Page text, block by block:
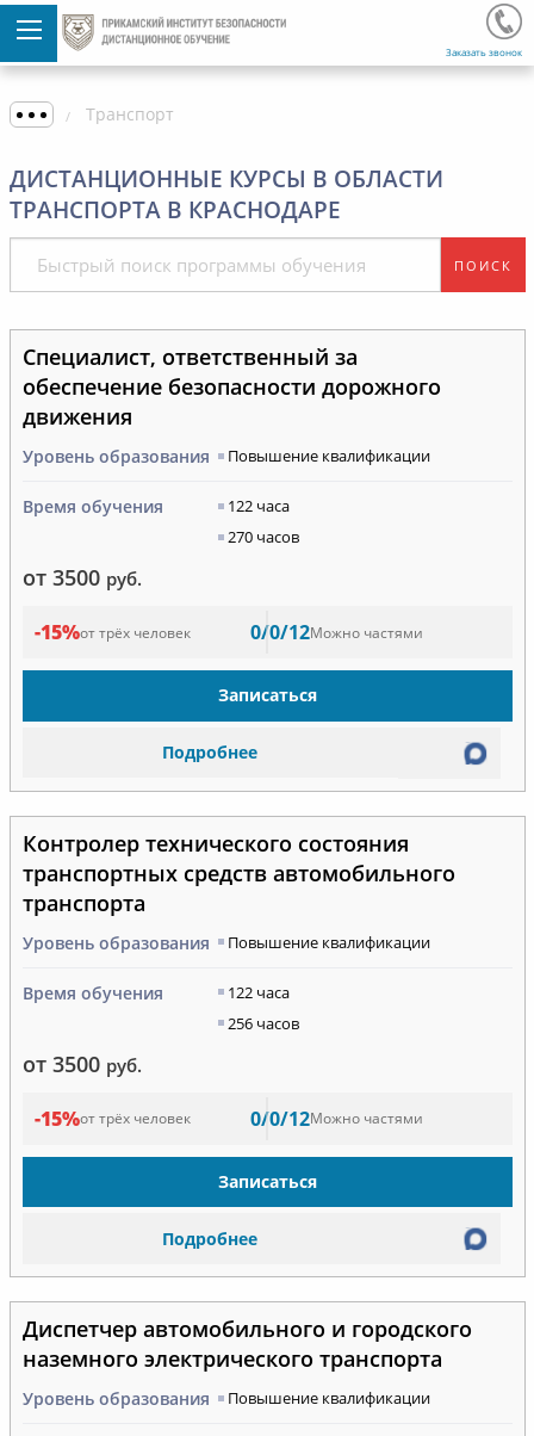
Заказать звонок
Транспорт
ДИСТАНЦИОННЫЕ КУРСЫ В ОБЛАСТИ
ТРАНСПОРТА В КРАСНОДАРЕ
ПОИСК
Специалист, ответственный за
обеспечение безопасности дорожного
движения
Уровень образования Повышение квалификации
Время обучения
122 часа
270 часов
от 3500 руб.
-15%от трёх человек 0/0/12Можно частями
Записаться
Подробнее
Контролер технического состояния
транспортных средств автомобильного
транспорта
Уровень образования Повышение квалификации
Время обучения
122 часа
256 часов
от 3500 руб.
-15%от трёх человек 0/0/12Можно частями
Записаться
Подробнее
Диспетчер автомобильного и городского
наземного электрического транспорта
Уровень образования Повышение квалификации